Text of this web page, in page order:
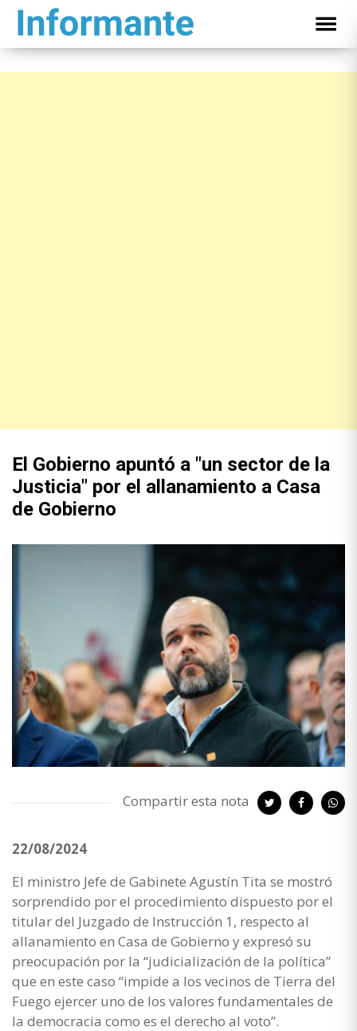
El Gobierno apuntó a "un sector de la
Justicia" por el allanamiento a Casa
de Gobierno
Compartir esta nota
22/08/2024
El ministro Jefe de Gabinete Agustín Tita se mostró
sorprendido por el procedimiento dispuesto por el
titular del Juzgado de Instrucción 1, respecto al
allanamiento en Casa de Gobierno y expresó su
preocupación por la “judicialización de la política”
que en este caso “impide a los vecinos de Tierra del
Fuego ejercer uno de los valores fundamentales de
la democracia como es el derecho al voto”.